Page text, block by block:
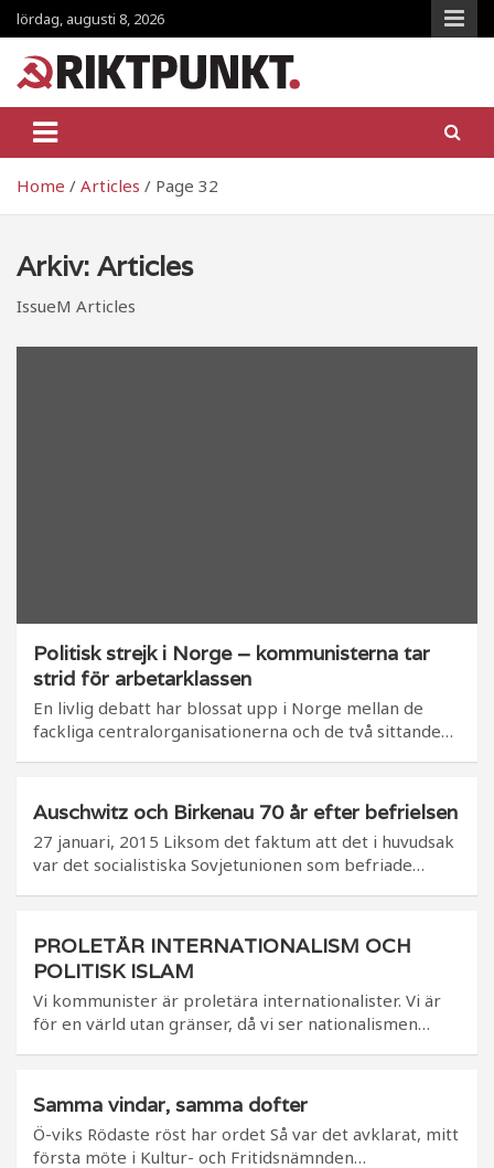
Skip
to
content
lördag, augusti 8, 2026
RiktpunKt.nu
Home Articles Page 32
Arkiv: Articles
IssueM Articles
Politisk strejk i Norge – kommunisterna tar
strid för arbetarklassen
En livlig debatt har blossat upp i Norge mellan de
fackliga centralorganisationerna och de två sittande…
Auschwitz och Birkenau 70 år efter befrielsen
27 januari, 2015 Liksom det faktum att det i huvudsak
var det socialistiska Sovjetunionen som befriade…
PROLETÄR INTERNATIONALISM OCH
POLITISK ISLAM
Vi kommunister är proletära internationalister. Vi är
för en värld utan gränser, då vi ser nationalismen…
Samma vindar, samma dofter
Ö-viks Rödaste röst har ordet Så var det avklarat, mitt
första möte i Kultur- och Fritidsnämnden…